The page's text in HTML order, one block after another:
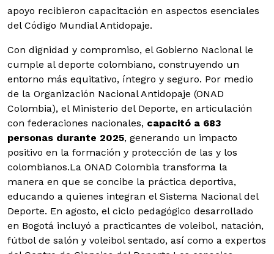
apoyo recibieron capacitación en aspectos esenciales
del Código Mundial Antidopaje.
Con dignidad y compromiso, el Gobierno Nacional le
cumple al deporte colombiano, construyendo un
entorno más equitativo, íntegro y seguro. Por medio
de la Organización Nacional Antidopaje (ONAD
Colombia), el Ministerio del Deporte, en articulación
con federaciones nacionales, capacitó a 683
personas durante 2025, generando un impacto
positivo en la formación y protección de las y los
colombianos.La ONAD Colombia transforma la
manera en que se concibe la práctica deportiva,
educando a quienes integran el Sistema Nacional del
Deporte. En agosto, el ciclo pedagógico desarrollado
en Bogotá incluyó a practicantes de voleibol, natación,
fútbol de salón y voleibol sentado, así como a expertos